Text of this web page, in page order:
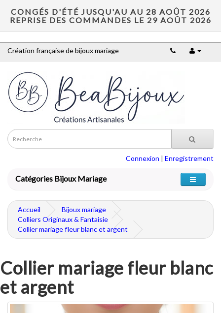
CONGÉS D'ÉTÉ JUSQU'AU AU 28 AOÛT 2026
REPRISE DES COMMANDES LE 29 AOÛT 2026
Création française de bijoux mariage
Connexion | Enregistrement
Catégories Bijoux Mariage
Accueil
Bijoux mariage
Colliers Originaux & Fantaisie
Collier mariage fleur blanc et argent
Collier mariage fleur blanc
et argent